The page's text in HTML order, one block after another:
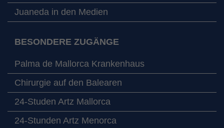
Juaneda in den Medien
BESONDERE ZUGÄNGE
Palma de Mallorca Krankenhaus
Chirurgie auf den Balearen
24-Studen Artz Mallorca
24-Stunden Artz Menorca